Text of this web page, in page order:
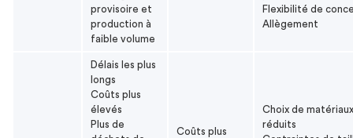
provisoire et
production à
faible volume
Flexibilité de
Allègement
Délais les plus
longs
Coûts plus
élevés
Plus de
Coûts plus
Choix de matériaux
réduits